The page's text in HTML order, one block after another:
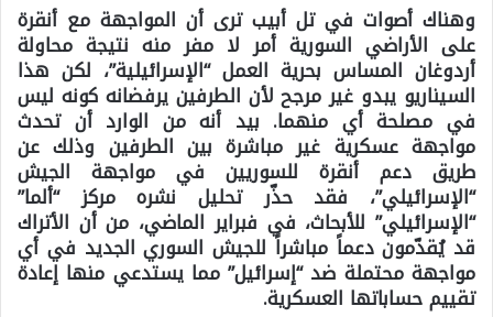
وهناك أصوات في تل أبيب ترى أن المواجهة مع أنقرة
على الأراضي السورية أمر لا مفر منه نتيجة محاولة
أردوغان المساس بحرية العمل “الإسرائيلية”، لكن هذا
السيناريو يبدو غير مرجح لأن الطرفين يرفضانه كونه ليس
في مصلحة أي منهما. بيد أنه من الوارد أن تحدث
مواجهة عسكرية غير مباشرة بين الطرفين وذلك عن
طريق دعم أنقرة للسوريين في مواجهة الجيش
“الإسرائيلي”، فقد حذّر تحليل نشره مركز “ألما”
“الإسرائيلي” للأبحاث، في فبراير الماضي، من أن الأتراك
قد يُقدّمون دعماً مباشراً للجيش السوري الجديد في أي
مواجهة محتملة ضد “إسرائيل” مما يستدعي منها إعادة
تقييم حساباتها العسكرية.